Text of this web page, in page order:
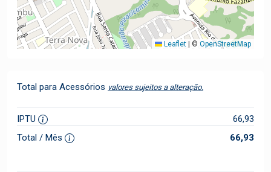
Leaflet © OpenStreetMap
Total para Acessórios valores sujeitos a alteração.
IPTU
66,93
Total / Mês
66,93